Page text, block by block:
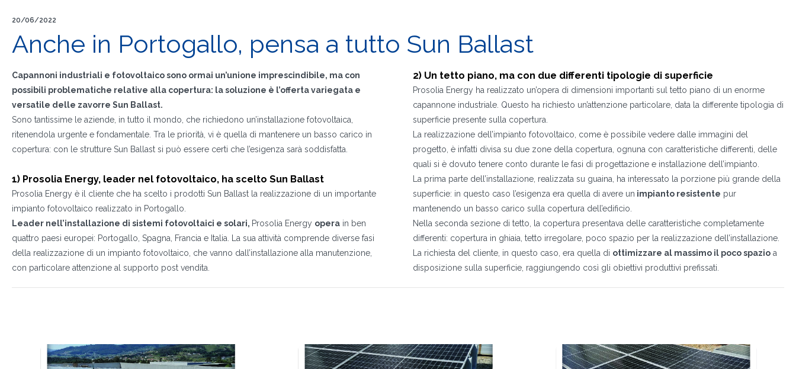
20/06/2022
Anche in Portogallo, pensa a tutto Sun Ballast
Capannoni industriali e fotovoltaico sono ormai un’unione imprescindibile, ma con
possibili problematiche relative alla copertura: la soluzione è l’offerta variegata e
versatile delle zavorre Sun Ballast.
Sono tantissime le aziende, in tutto il mondo, che richiedono un’installazione fotovoltaica,
ritenendola urgente e fondamentale. Tra le priorità, vi è quella di mantenere un basso carico in
copertura: con le strutture Sun Ballast si può essere certi che l’esigenza sarà soddisfatta.
1) Prosolia Energy, leader nel fotovoltaico, ha scelto Sun Ballast
Prosolia Energy è il cliente che ha scelto i prodotti Sun Ballast la realizzazione di un importante
impianto fotovoltaico realizzato in Portogallo.
Leader nell’installazione di sistemi fotovoltaici e solari, Prosolia Energy opera in ben
quattro paesi europei: Portogallo, Spagna, Francia e Italia. La sua attività comprende diverse fasi
della realizzazione di un impianto fotovoltaico, che vanno dall’installazione alla manutenzione,
con particolare attenzione al supporto post vendita.
2) Un tetto piano, ma con due differenti tipologie di superficie
Prosolia Energy ha realizzato un’opera di dimensioni importanti sul tetto piano di un enorme
capannone industriale. Questo ha richiesto un’attenzione particolare, data la differente tipologia di
superficie presente sulla copertura.
La realizzazione dell’impianto fotovoltaico, come è possibile vedere dalle immagini del
progetto, è infatti divisa su due zone della copertura, ognuna con caratteristiche differenti, delle
quali si è dovuto tenere conto durante le fasi di progettazione e installazione dell’impianto.
La prima parte dell’installazione, realizzata su guaina, ha interessato la porzione più grande della
superficie: in questo caso l’esigenza era quella di avere un impianto resistente pur
mantenendo un basso carico sulla copertura dell’edificio.
Nella seconda sezione di tetto, la copertura presentava delle caratteristiche completamente
differenti: copertura in ghiaia, tetto irregolare, poco spazio per la realizzazione dell’installazione.
La richiesta del cliente, in questo caso, era quella di ottimizzare al massimo il poco spazio a
disposizione sulla superficie, raggiungendo così gli obiettivi produttivi prefissati.